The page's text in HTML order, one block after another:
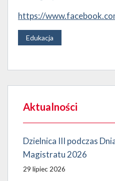
https://
Edukacja
Aktualności
Dzielnica III podczas
Magistratu 2026
29 lipiec 2026